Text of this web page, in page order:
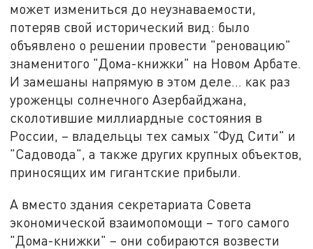
может измениться до неузнаваемости,
потеряв свой исторический вид: было
объявлено о решении провести "реновацию"
знаменитого "Дома-книжки" на Новом Арбате.
И замешаны напрямую в этом деле... как раз
уроженцы солнечного Азербайджана,
сколотившие миллиардные состояния в
России, – владельцы тех самых "Фуд Сити" и
"Садовода", а также других крупных объектов,
приносящих им гигантские прибыли.
А вместо здания секретариата Совета
экономической взаимопомощи – того самого
"Дома-книжки" – они собираются возвести